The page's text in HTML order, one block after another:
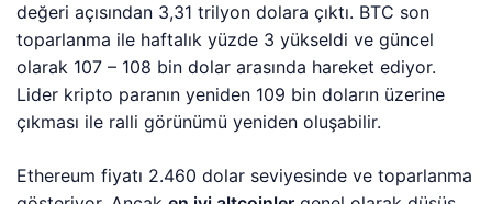
değeri açısından 3,31 trilyon dolara çıktı. BTC son
toparlanma ile haftalık yüzde 3 yükseldi ve güncel
olarak 107 – 108 bin dolar arasında hareket ediyor.
Lider kripto paranın yeniden 109 bin doların üzerine
çıkması ile ralli görünümü yeniden oluşabilir.
Ethereum fiyatı 2.460 dolar seviyesinde ve toparlanma